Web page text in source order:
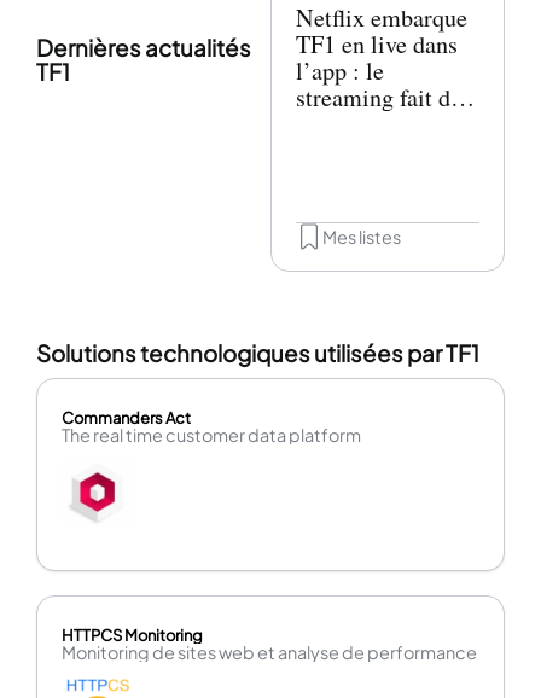
Dernières actualités
TF1
Netflix embarque
TF1 en live dans
l’app : le
streaming fait du
Mes listes
Solutions technologiques utilisées par TF1
Commanders Act
The real time customer data platform
HTTPCS Monitoring
Monitoring de sites web et analyse de performance